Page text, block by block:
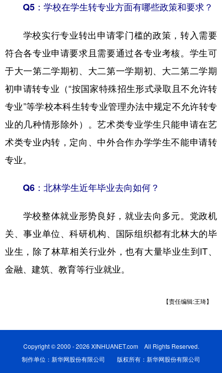
Q5：学校在学生转专业方面有哪些政策和要求？
学校实行专业转出申请零门槛的政策，转入需要
符合各专业申请要求且需要通过各专业考核。学生可
于大一第二学期初、大二第一学期初、大二第二学期
初申请转专业（“按国家特殊招生形式录取且不允许转
专业”等学校本科生转专业管理办法中规定不允许转专
业的几种情形除外）。艺术类专业学生只能申请在艺
术类专业内转，定向、中外合作办学学生不能申请转
专业。
Q6：北林学生近年毕业去向如何？
学校整体就业形势良好，就业去向多元。党政机
关、事业单位、科研机构、国际组织都有北林大的毕
业生，除了林草相关行业外，也有大量毕业生到IT、
金融、建筑、教育等行业就业。
【责任编辑:王琦】
Copyright © 2000 - 2026 XINHUANET.com All Rights Reserved.
制作单位：新华网股份有限公司 版权所有：新华网股份有限公司